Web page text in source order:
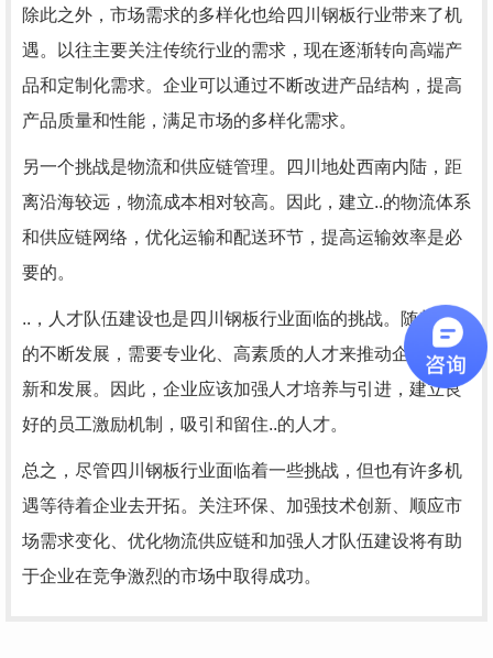
除此之外，市场需求的多样化也给四川钢板行业带来了机
遇。以往主要关注传统行业的需求，现在逐渐转向高端产
品和定制化需求。企业可以通过不断改进产品结构，提高
产品质量和性能，满足市场的多样化需求。
另一个挑战是物流和供应链管理。四川地处西南内陆，距
离沿海较远，物流成本相对较高。因此，建立..的物流体系
和供应链网络，优化运输和配送环节，提高运输效率是必
要的。
..，人才队伍建设也是四川钢板行业面临的挑战。随着技术
的不断发展，需要专业化、高素质的人才来推动企业的创
新和发展。因此，企业应该加强人才培养与引进，建立良
好的员工激励机制，吸引和留住..的人才。
总之，尽管四川钢板行业面临着一些挑战，但也有许多机
遇等待着企业去开拓。关注环保、加强技术创新、顺应市
场需求变化、优化物流供应链和加强人才队伍建设将有助
于企业在竞争激烈的市场中取得成功。